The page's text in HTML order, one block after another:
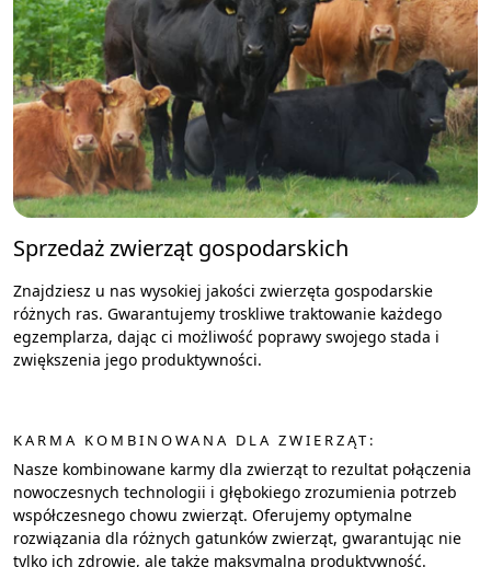
Sprzedaż zwierząt gospodarskich
Znajdziesz u nas wysokiej jakości zwierzęta gospodarskie
różnych ras. Gwarantujemy troskliwe traktowanie każdego
egzemplarza, dając ci możliwość poprawy swojego stada i
zwiększenia jego produktywności.
KARMA KOMBINOWANA DLA ZWIERZĄT:
Nasze kombinowane karmy dla zwierząt to rezultat połączenia
nowoczesnych technologii i głębokiego zrozumienia potrzeb
współczesnego chowu zwierząt. Oferujemy optymalne
rozwiązania dla różnych gatunków zwierząt, gwarantując nie
tylko ich zdrowie, ale także maksymalną produktywność.